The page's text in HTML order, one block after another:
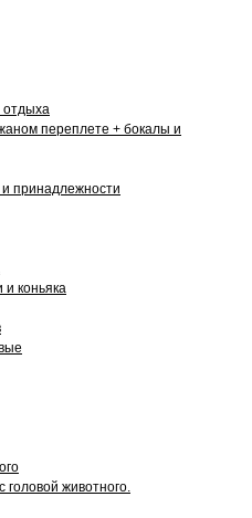
отдыха
переплете + бокалы и
принадлежности
коньяка
животного.